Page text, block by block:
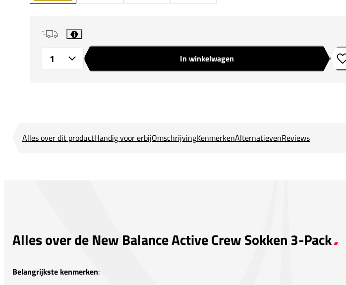
i
In winkelwagen
Alles over dit productHandig voor erbijOmschrijvingKenmerkenAlternatievenReviews
Alles over de New Balance Active Crew Sokken 3-Pack
Belangrijkste kenmerken: